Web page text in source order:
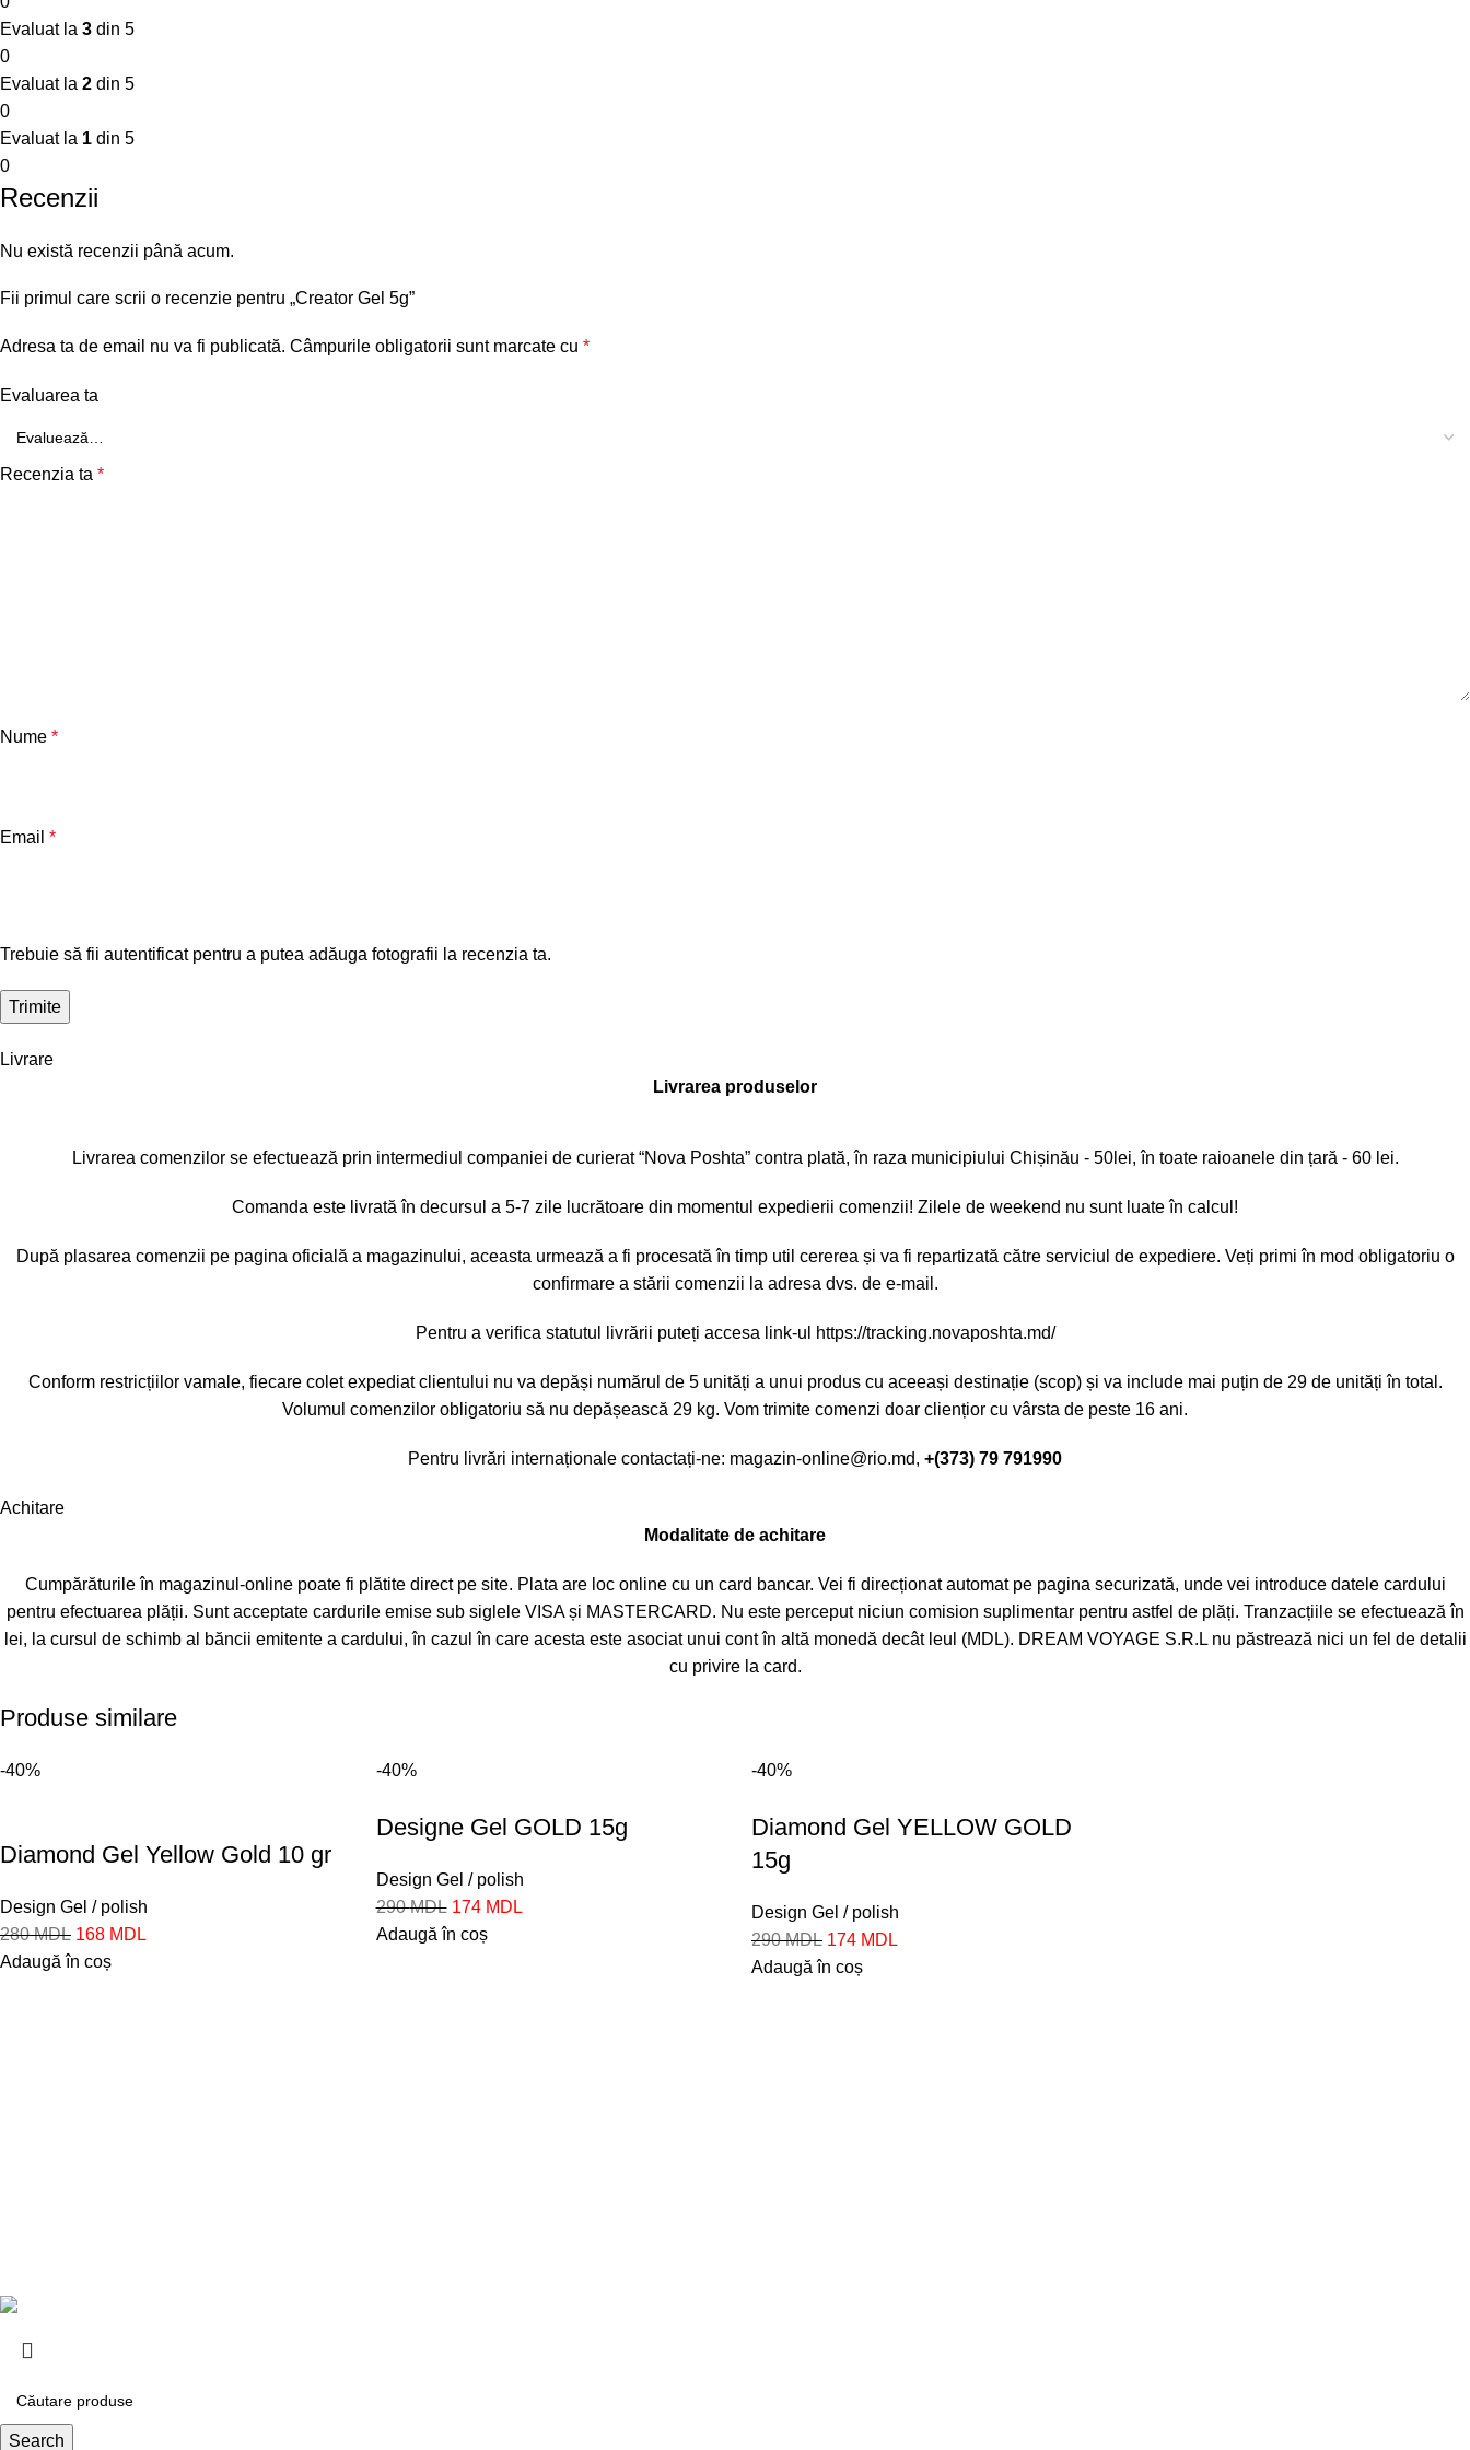
Evaluat la 3 din 5
0
Evaluat la 2 din 5
0
Evaluat la 1 din 5
0
Recenzii
Nu există recenzii până acum.
Fii primul care scrii o recenzie pentru „Creator Gel 5g”
Adresa ta de email nu va fi publicată. Câmpurile obligatorii sunt marcate cu *
Evaluarea ta
Recenzia ta *
Nume *
Email *
Trebuie să fii autentificat pentru a putea adăuga fotografii la recenzia ta.
Livrare
Livrarea produselor
Livrarea comenzilor se efectuează prin intermediul companiei de curierat “Nova Poshta” contra plată, în raza municipiului Chișinău - 50lei, în toate raioanele din țară - 60 lei.
Comanda este livrată în decursul a 5-7 zile lucrătoare din momentul expedierii comenzii! Zilele de weekend nu sunt luate în calcul!
După plasarea comenzii pe pagina oficială a magazinului, aceasta urmează a fi procesată în timp util cererea și va fi repartizată către serviciul de expediere. Veți primi în mod obligatoriu o
confirmare a stării comenzii la adresa dvs. de e-mail.
Pentru a verifica statutul livrării puteți accesa link-ul https://tracking.novaposhta.md/
Conform restricțiilor vamale, fiecare colet expediat clientului nu va depăși numărul de 5 unități a unui produs cu aceeași destinație (scop) și va include mai puțin de 29 de unități în total.
Volumul comenzilor obligatoriu să nu depășească 29 kg. Vom trimite comenzi doar cliențior cu vârsta de peste 16 ani.
Pentru livrări internaționale contactați-ne: magazin-online@rio.md, +(373) 79 791990
Achitare
Modalitate de achitare
Cumpărăturile în magazinul-online poate fi plătite direct pe site. Plata are loc online cu un card bancar. Vei fi direcționat automat pe pagina securizată, unde vei introduce datele cardului
pentru efectuarea plății. Sunt acceptate cardurile emise sub siglele VISA și MASTERCARD. Nu este perceput niciun comision suplimentar pentru astfel de plăți. Tranzacțiile se efectuează în
lei, la cursul de schimb al băncii emitente a cardului, în cazul în care acesta este asociat unui cont în altă monedă decât leul (MDL). DREAM VOYAGE S.R.L nu păstrează nici un fel de detalii
cu privire la card.
Produse similare
-40%
Diamond Gel Yellow Gold 10 gr
Design Gel / polish
280MDL 168 MDL
Adaugă în coș
-40%
Designe Gel GOLD 15g
Design Gel / polish
290MDL 174 MDL
Adaugă în coș
-40%
Diamond Gel YELLOW GOLD
15g
Design Gel / polish
290MDL 174 MDL
Adaugă în coș
Search